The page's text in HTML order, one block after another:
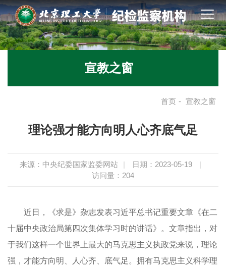
宣教之窗
首页 - 宣教之窗
理论强才能方向明人心齐底气足
来源：中央纪委国家监委网站 | 日期：2023-05-19
|
访问量： 204
近日，《求是》杂志发表习近平总书记重要文章《在二
十届中央政治局第四次集体学习时的讲话》。文章指出，对
于我们这样一个世界上最大的马克思主义执政党来说，理论
强，才能方向明、人心齐、底气足。拥有马克思主义科学理